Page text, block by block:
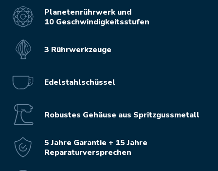
Planetenrührwerk und
10 Geschwindigkeitsstufen
3 Rührwerkzeuge
Edelstahlschüssel
Robustes Gehäuse aus Spritzgussmetall
5 Jahre Garantie + 15 Jahre
Reparaturversprechen